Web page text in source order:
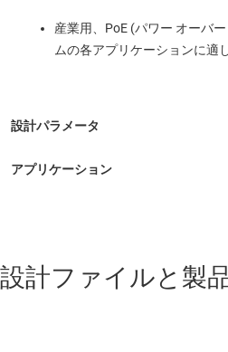
産業用、PoE (パワー オーバ
ムの各アプリケーションに適
RRU の IF サンプリング
設計ファイルと製